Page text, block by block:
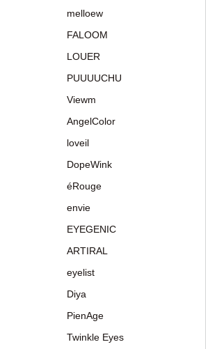
melloew
FALOOM
LOUER
PUUUUCHU
Viewm
AngelColor
loveil
DopeWink
éRouge
envie
EYEGENIC
ARTIRAL
eyelist
Diya
PienAge
Twinkle Eyes